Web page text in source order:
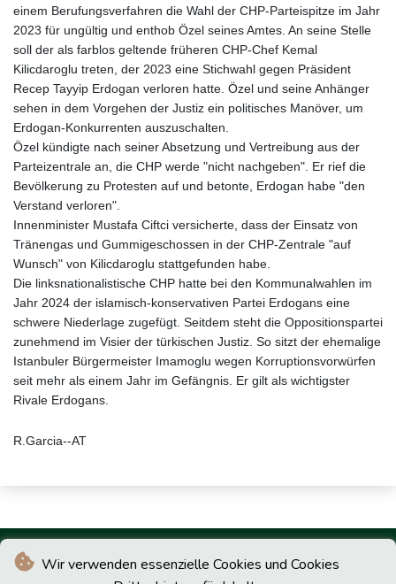
Wir verwenden essenzielle Cookies und Cookies
einem Berufungsverfahren die Wahl der CHP-Parteispitze im Jahr
2023 für ungültig und enthob Özel seines Amtes. An seine Stelle
soll der als farblos geltende früheren CHP-Chef Kemal
Kilicdaroglu treten, der 2023 eine Stichwahl gegen Präsident
Recep Tayyip Erdogan verloren hatte. Özel und seine Anhänger
sehen in dem Vorgehen der Justiz ein politisches Manöver, um
Erdogan-Konkurrenten auszuschalten.
Özel kündigte nach seiner Absetzung und Vertreibung aus der
Parteizentrale an, die CHP werde "nicht nachgeben". Er rief die
Bevölkerung zu Protesten auf und betonte, Erdogan habe "den
Verstand verloren".
Innenminister Mustafa Ciftci versicherte, dass der Einsatz von
Tränengas und Gummigeschossen in der CHP-Zentrale "auf
Wunsch" von Kilicdaroglu stattgefunden habe.
Die linksnationalistische CHP hatte bei den Kommunalwahlen im
Jahr 2024 der islamisch-konservativen Partei Erdogans eine
schwere Niederlage zugefügt. Seitdem steht die Oppositionspartei
zunehmend im Visier der türkischen Justiz. So sitzt der ehemalige
Istanbuler Bürgermeister Imamoglu wegen Korruptionsvorwürfen
seit mehr als einem Jahr im Gefängnis. Er gilt als wichtigster
Rivale Erdogans.
R.Garcia--AT